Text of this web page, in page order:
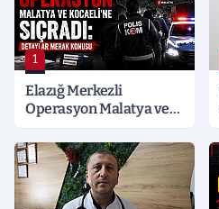
1
Elazığ Merkezli
Operasyon Malatya ve
Detaylar Merak Konusu